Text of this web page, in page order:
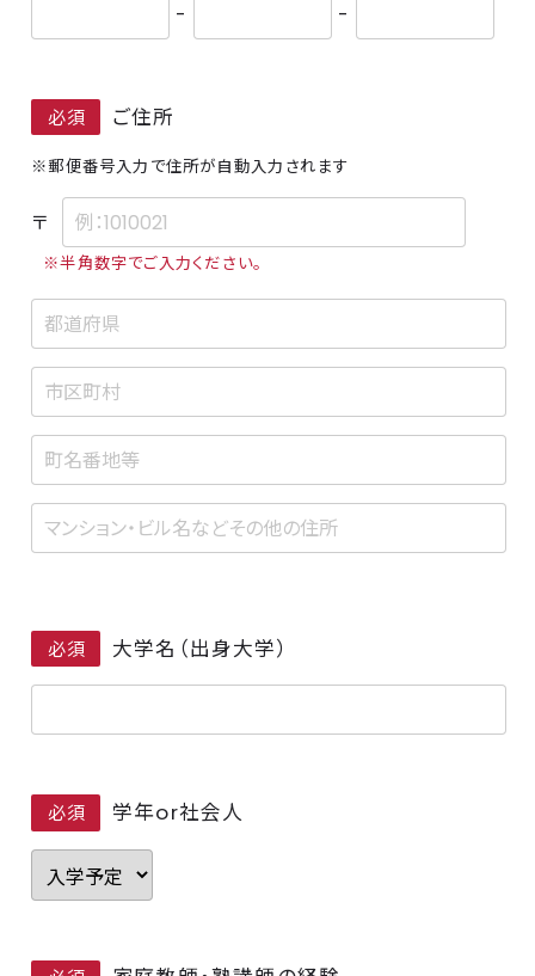
- -
必須 ご住所
※郵便番号入力で住所が自動入力されます
〒
※半角数字でご入力ください。
必須 大学名（出身大学）
必須 学年or社会人